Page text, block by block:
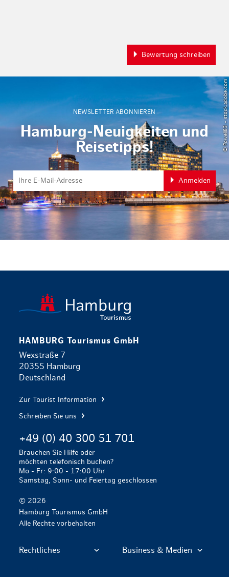
Bewertung schreiben
NEWSLETTER ABONNIEREN
Hamburg-Neuigkeiten und
Reisetipps!
Anmelden
© Powell83 – stock.adobe.com
HAMBURG Tourismus GmbH
Wexstraße 7
20355 Hamburg
Deutschland
Zur Tourist Information
Schreiben Sie uns
+49 (0) 40 300 51 701
Brauchen Sie Hilfe oder
möchten telefonisch buchen?
Mo - Fr: 9:00 - 17:00 Uhr
Samstag, Sonn- und Feiertag geschlossen
© 2026
Hamburg Tourismus GmbH
Alle Rechte vorbehalten
Rechtliches Business & Medien